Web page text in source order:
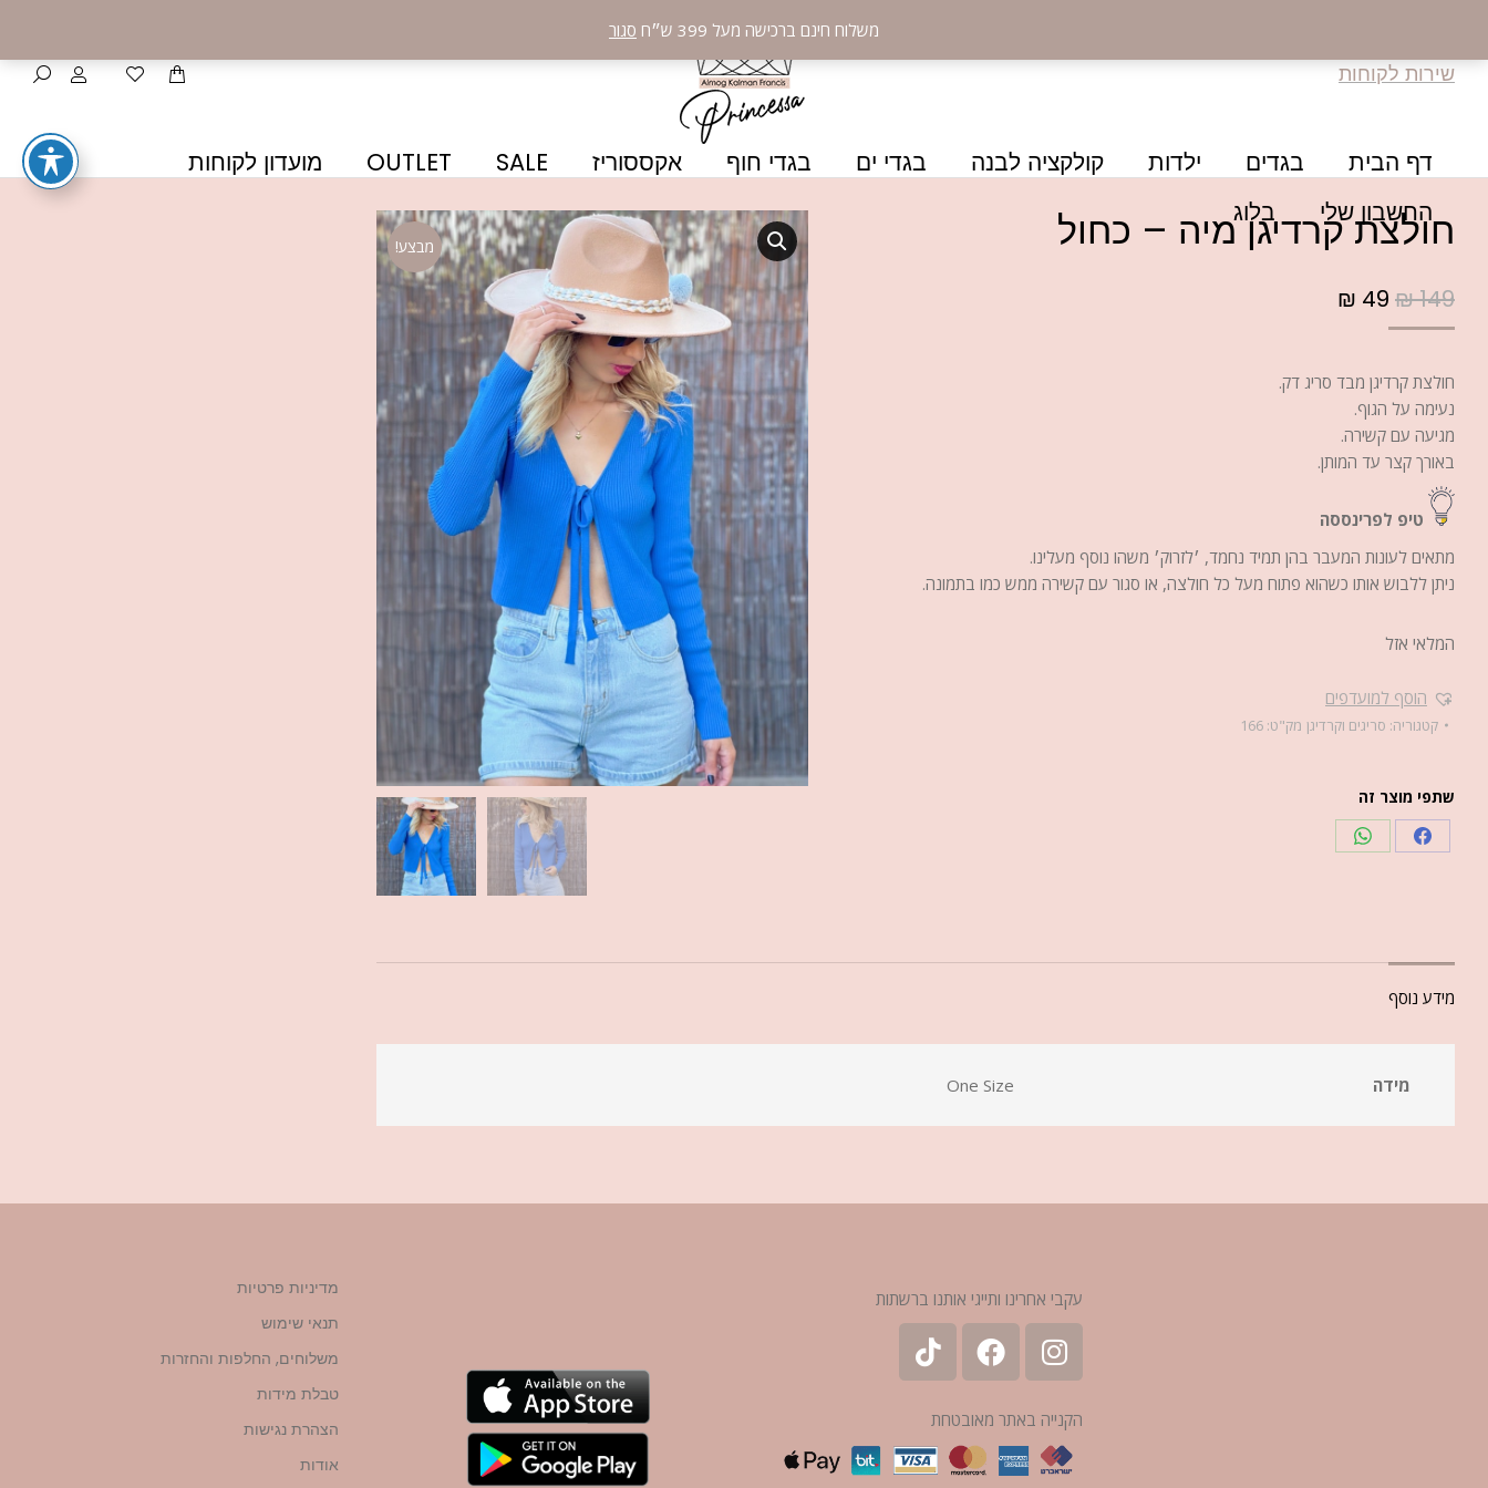
משלוח חינם ברכישה מעל 399 ש״ח סגור
שירות לקוחות
דף הבית בגדים ילדות קולקציה לבנה בגדי ים בגדי חוף אקססוריז SALE
OUTLET
מועדון לקוחות
החשבון שלי
בלוג
מבצע! חולצת קרדיגן מיה – כחול
₪149
₪ 49
חולצת קרדיגן מבד סריג דק.
נעימה על הגוף.
מגיעה עם קשירה.
באורך קצר עד המותן.
טיפ לפרינססה
מתאים לעונות המעבר בהן תמיד נחמד, ׳לזרוק׳ משהו נוסף מעלינו.
ניתן ללבוש אותו כשהוא פתוח מעל כל חולצה, או סגור עם קשירה ממש כמו בתמונה.
המלאי אזל
הוסף למועדפים
קטגוריה: סריגים וקרדיגן מק"ט:166
שתפי מוצר זה
מידע נוסף
מידה One Size
עקבי אחרינו ותייגי אותנו ברשתות
הקנייה באתר מאובטחת
מדיניות פרטיות
תנאי שימוש
משלוחים, החלפות והחזרות
טבלת מידות
הצהרת נגישות
אודות